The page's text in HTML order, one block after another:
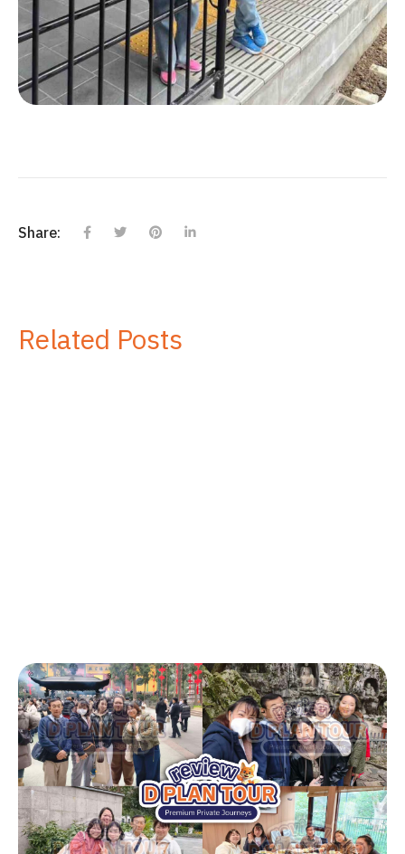
Share:
Related Posts